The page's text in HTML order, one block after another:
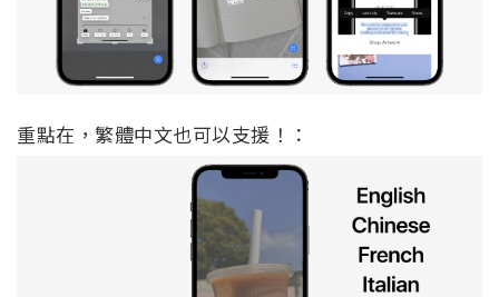
重點在，繁體中文也可以支援！：